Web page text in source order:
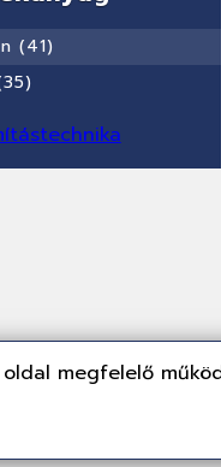
oldal megfelelő
(41)